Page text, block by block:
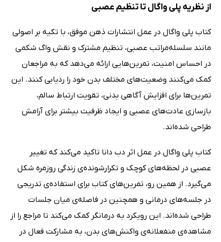
از نظریه پلی واگال تا تنظیم عصبی
کتاب پلی واگال در عمل انتشارات ذهن موفق، با تکیه بر اصولی
مانند سلسله‌مراتب عصبی، تنظیم مشترک و نقش واگ شکمی
در احساس امنیت، تمرین‌هایی ارائه می‌دهد که به مراجعان
کمک می‌کنند وضعیت‌های مختلف بدن خود را ردیابی کنند. این
تمرین‌ها برای افزایش آگاهی بدنی، تقویت ارتباط سالم،
بازسازی عادت‌های عصبی و ایجاد ظرفیت بیشتر برای آرامش
طراحی شده‌اند.
کتاب پلی واگال در عمل اثر دب دانا تاکید می‌کند که تغییر
عصبی در لحظه‌های کوچک و تکرارشونده‌ی زندگی روزمره شکل
می‌گیرد. از همین رو، تمرین‌های کتاب برای استفاده‌ی تدریجی
در جلسه‌های درمانی و همچنین در فاصله‌ی میان جلسات
طراحی شده‌اند. این رویکرد به درمانگر کمک می‌کند تا مراجع را از
مشاهده‌ی منفعلانه‌ی واکنش‌های بدن، به مشارکت فعال در